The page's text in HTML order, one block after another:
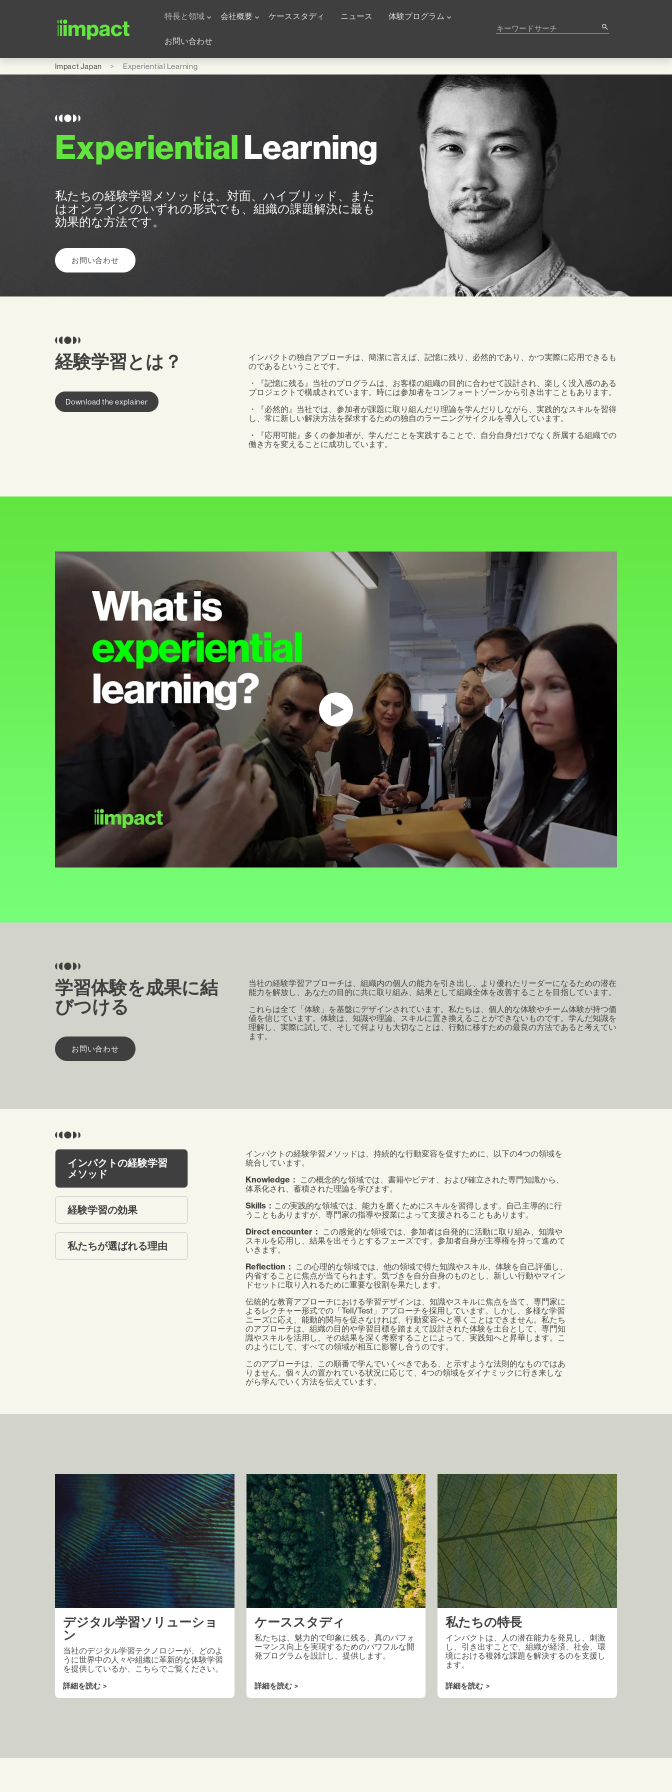
キーワードサーチ search
特長と領域
会社概要 ケーススタディ ニュース 体験プログラム
お問い合わせ
Impact Japan Experiential Learning
ExperientialLearning
私たちの経験学習メソッドは、対面、ハイブリッド、また
はオンラインのいずれの形式でも、組織の課題解決に最も
効果的な方法です。
お問い合わせ
経験学習とは？
Download the explainer
インパクトの独自アプローチは、簡潔に言えば、記憶に残り、必然的であり、かつ実際に応用できるも
のであるということです。
・『記憶に残る』当社のプログラムは、お客様の組織の目的に合わせて設計され、楽しく没入感のある
プロジェクトで構成されています。時には参加者をコンフォートゾーンから引き出すこともあります。
・『必然的』当社では、参加者が課題に取り組んだり理論を学んだりしながら、実践的なスキルを習得
し、常に新しい解決方法を探求するための独自のラーニングサイクルを導入しています。
・『応用可能』多くの参加者が、学んだことを実践することで、自分自身だけでなく所属する組織での
働き方を変えることに成功しています。
学習体験を成果に結
びつける
お問い合わせ
当社の経験学習アプローチは、組織内の個人の能力を引き出し、より優れたリーダーになるための潜在
能力を解放し、あなたの目的に共に取り組み、結果として組織全体を改善することを目指しています。
これらは全て「体験」を基盤にデザインされています。私たちは、個人的な体験やチーム体験が持つ価
値を信じています。体験は、知識や理論、スキルに置き換えることができないものです。学んだ知識を
理解し、実際に試して、そして何よりも大切なことは、行動に移すための最良の方法であると考えてい
ます。
インパクトの経験学習
メソッド
経験学習の効果
私たちが選ばれる理由
インパクトの経験学習メソッドは、持続的な行動変容を促すために、以下の4つの領域を
統合しています。
Knowledge： この概念的な領域では、書籍やビデオ、および確立された専門知識から、
体系化され、蓄積された理論を学びます。
Skills： この実践的な領域では、能力を磨くためにスキルを習得します。自己主導的に行
うこともありますが、専門家の指導や授業によって支援されることもあります。
Direct encounter： この感覚的な領域では、参加者は自発的に活動に取り組み、知識や
スキルを応用し、結果を出そうとするフェーズです。参加者自身が主導権を持って進めて
いきます。
Reflection： この心理的な領域では、他の領域で得た知識やスキル、体験を自己評価し、
内省することに焦点が当てられます。気づきを自分自身のものとし、新しい行動やマイン
ドセットに取り入れるために重要な役割を果たします。
伝統的な教育アプローチにおける学習デザインは、知識やスキルに焦点を当て、専門家に
よるレクチャー形式での「Tell/Test」アプローチを採用しています。しかし、多様な学習
ニーズに応え、能動的関与を促さなければ、行動変容へと導くことはできません。私たち
のアプローチは、組織の目的や学習目標を踏まえて設計された体験を土台として、専門知
識やスキルを活用し、その結果を深く考察することによって、実践知へと昇華します。こ
のようにして、すべての領域が相互に影響し合うのです。
このアプローチは、この順番で学んでいくべきである、と示すような法則的なものではあ
りません。個々人の置かれている状況に応じて、4つの領域をダイナミックに行き来しな
がら学んでいく方法を伝えています。
デジタル学習ソリューショ
ン
当社のデジタル学習テクノロジーが、どのよ
うに世界中の人々や組織に革新的な体験学習
を提供しているか、こちらでご覧ください。
詳細を読む
Image
ケーススタディ
私たちは、魅力的で印象に残る、真のパフォ
ーマンス向上を実現するためのパワフルな開
発プログラムを設計し、提供します。
詳細を読む
Image
私たちの特長
インパクトは、人の潜在能力を発見し、刺激
し、引き出すことで、組織が経済、社会、環
境における複雑な課題を解決するのを支援し
ます。
詳細を読む